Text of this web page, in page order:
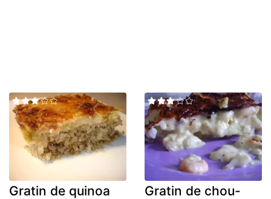
Gratin de quinoa
Gratin de chou-